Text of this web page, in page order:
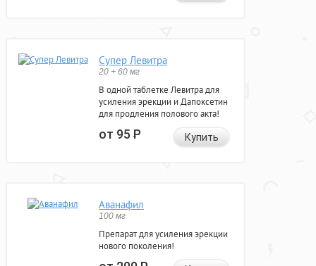
Супер Левитра
20 + 60 мг
В одной таблетке Левитра для
усиления эрекции и Дапоксетин
для продления полового акта!
от 95Р Купить
Аванафил
100 мг
Препарат для усиления эрекции
нового поколения!